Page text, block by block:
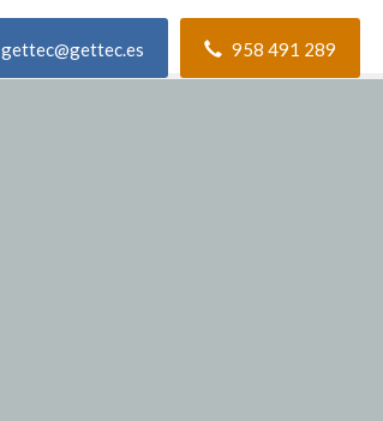
gettec@gettec.es 958 491 289